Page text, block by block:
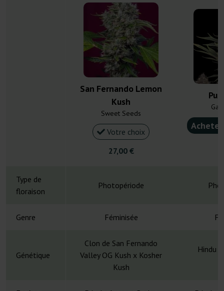
San Fernando Lemon
Kush
Sweet Seeds
Votre choix
27,00 €
Type de
floraison
Photopériode
Genre Féminisée
Génétique
Clon de San Fernando
Valley OG Kush x Kosher
Kush
Hindu